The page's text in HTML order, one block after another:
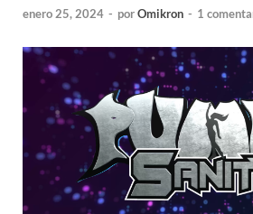
enero 25, 2024 - porOmikron - 1